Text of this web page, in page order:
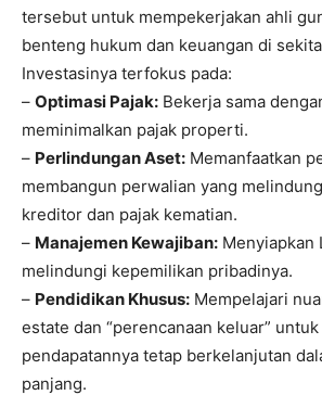
tersebut untuk mempekerjakan ahli
benteng hukum dan keuangan di
Investasinya terfokus pada:
– Optimasi Pajak: Bekerja sama
meminimalkan pajak properti.
– Perlindungan Aset: Memanfaatkan
membangun perwalian yang
kreditor dan pajak kematian.
– Manajemen Kewajiban: Menyiapkan
melindungi kepemilikan pribadinya.
– Pendidikan Khusus: Mempelajari
estate dan “perencanaan keluar”
pendapatannya tetap berkelanjutan
panjang.